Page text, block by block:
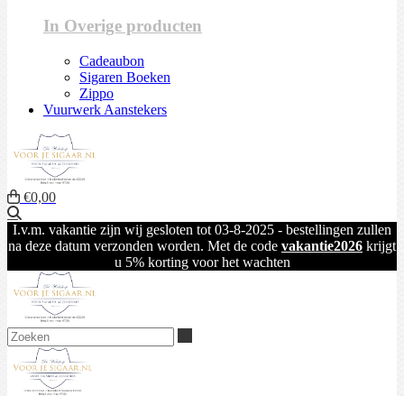
In Overige producten
Cadeaubon
Sigaren Boeken
Zippo
Vuurwerk Aanstekers
€0,00
I.v.m. vakantie zijn wij gesloten tot 03-8-2025 - bestellingen zullen
na deze datum verzonden worden. Met de code vakantie2026 krijgt
u 5% korting voor het wachten